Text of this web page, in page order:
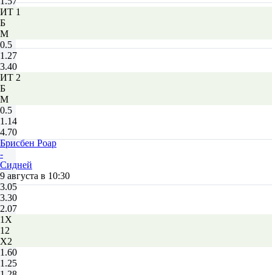
ИТ 1
Б
М
0.5
1.27
3.40
ИТ 2
Б
М
0.5
1.14
4.70
Брисбен Роар
-
Сидней
9 августа в 10:30
3.05
3.30
2.07
1X
12
X2
1.60
1.25